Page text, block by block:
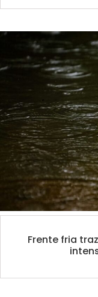
Frente fria